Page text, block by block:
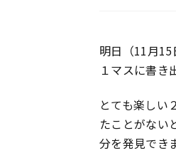
明日（11月
１マスに書き
とても楽しい
たことがない
分を発見でき